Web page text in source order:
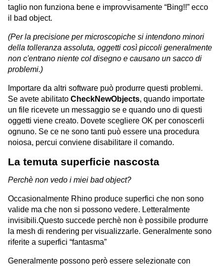
taglio non funziona bene e improvvisamente “Bing!!” ecco
il bad object.
(Per la precisione per microscopiche si intendono minori
della tolleranza assoluta, oggetti così piccoli generalmente
non c'entrano niente col disegno e causano un sacco di
problemi.)
Importare da altri software può produrre questi problemi.
Se avete abilitato CheckNewObjects, quando importate
un file ricevete un messaggio se e quando uno di questi
oggetti viene creato. Dovete scegliere OK per conoscerli
ognuno. Se ce ne sono tanti può essere una procedura
noiosa, percui conviene disabilitare il comando.
La temuta superficie nascosta
Perchè non vedo i miei bad object?
Occasionalmente Rhino produce superfici che non sono
valide ma che non si possono vedere. Letteralmente
invisibili.Questo succede perchè non è possibile produrre
la mesh di rendering per visualizzarle. Generalmente sono
riferite a superfici “fantasma”
Generalmente possono però essere selezionate con